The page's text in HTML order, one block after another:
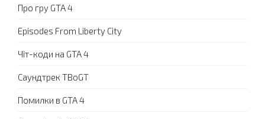
Про гру GTA 4
Episodes From Liberty City
Чіт-коди на GTA 4
Саундтрек TBoGT
Помилки в GTA 4